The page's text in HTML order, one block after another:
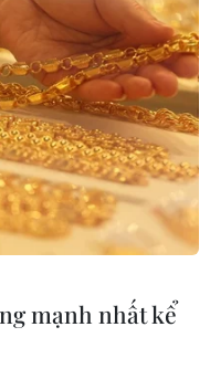
mạnh nhất kể